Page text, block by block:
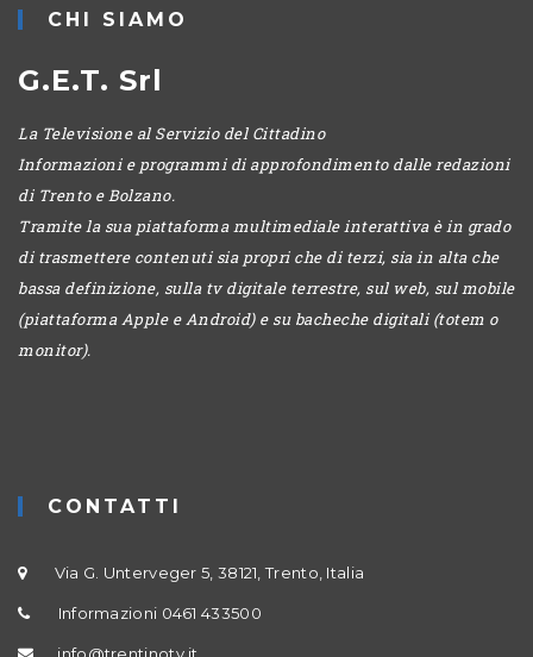
CHI SIAMO
G.E.T. Srl
La Televisione al Servizio del Cittadino
Informazioni e programmi di approfondimento dalle redazioni
di Trento e Bolzano.
Tramite la sua piattaforma multimediale interattiva è in grado
di trasmettere contenuti sia propri che di terzi, sia in alta che
bassa definizione, sulla tv digitale terrestre, sul web, sul mobile
(piattaforma Apple e Android) e su bacheche digitali (totem o
monitor).
CONTATTI
Via G. Unterveger 5, 38121, Trento, Italia
Informazioni 0461 433500
info@trentinotv.it